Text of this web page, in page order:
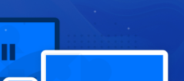
02 mar. 2020